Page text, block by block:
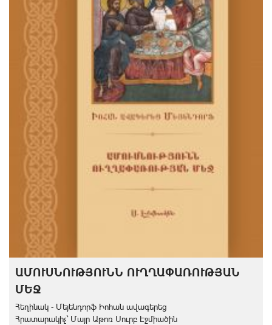
ԱՄՈՒՍՆՈՒԹՅՈՒՆՆ ՈՒՂՂԱՓԱՌՈՒԹՅԱՆ
ՄԵՋ
Հեղինակ - Մեյենդորֆ Իոհան ավագերեց
Հրատարակիչ` Մայր Աթոռ Սուրբ Էջմիածին